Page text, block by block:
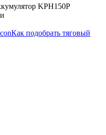
KPH150P
Как подобрать тяговый